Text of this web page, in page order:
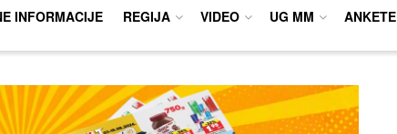
INFORMACIJE REGIJA VIDEO UG MM ANKETE